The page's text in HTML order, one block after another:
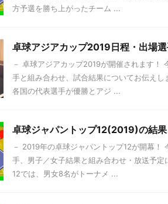
方予選を勝ち上がったチーム ...
卓球アジアカップ2019日程・出場
－ 卓球アジアカップ2019が開催されます！
手と組み合わせ、試合結果についてお伝え
各国の代表選手が優勝とアジ ...
卓球ジャパントップ12(2019)の結
－ 2019年の卓球ジャパントップ12が開幕！
手、男子／女子結果と組み合わせ・放送予
12では、男女8名がトーナメ ...